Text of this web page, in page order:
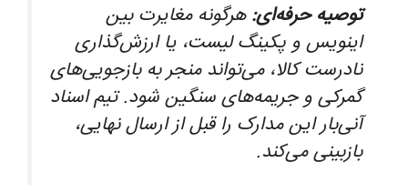
توصیه حرفه‌ای:هرگونه مغایرت بین
اینویس و پکینگ لیست، یا ارزش‌گذاری
نادرست کالا، می‌تواند منجر به بازجویی‌های
گمرکی و جریمه‌های سنگین شود. تیم اسناد
آنی‌بار این مدارک را قبل از ارسال نهایی،
بازبینی می‌کند.